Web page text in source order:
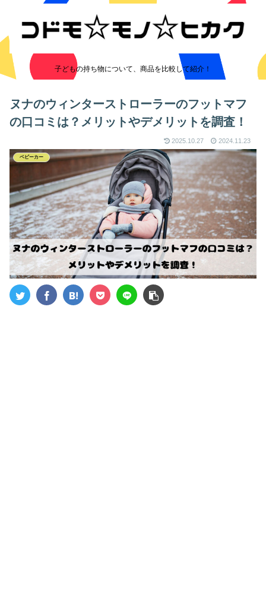
子どもの持ち物について、商品を比較して紹介！
ヌナのウィンターストローラーのフットマフ
の口コミは？メリットやデメリットを調査！
2025.10.27 2024.11.23
ベビーカー